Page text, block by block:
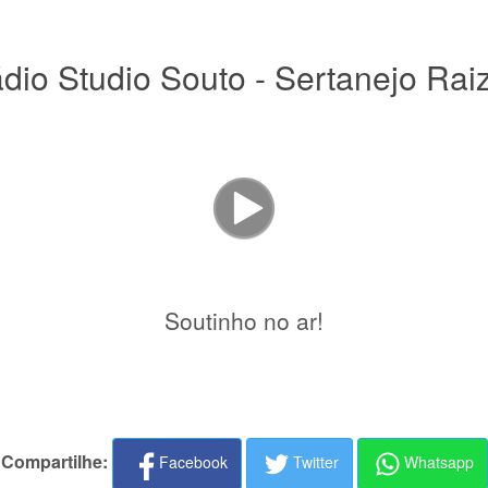
Studio Souto - Sertanejo
Soutinho no ar!
Compartilhe: Facebook Twitter Whatsapp